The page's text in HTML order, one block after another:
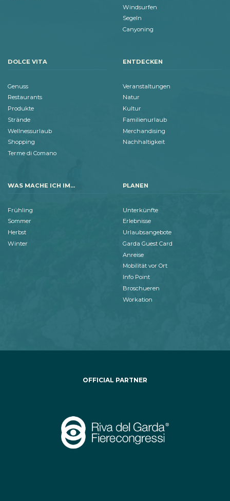
Windsurfen
Segeln
Canyoning
DOLCE VITA
Genuss
Restaurants
Produkte
Strände
Wellnessurlaub
Shopping
Terme di Comano
ENTDECKEN
Veranstaltungen
Natur
Kultur
Familienurlaub
Merchandising
Nachhaltigkeit
WAS MACHE ICH IM...
Frühling
Sommer
Herbst
Winter
PLANEN
Unterkünfte
Erlebnisse
Urlaubsangebote
Garda Guest Card
Anreise
Mobilität vor Ort
Info Point
Broschueren
Workation
OFFICIAL PARTNER